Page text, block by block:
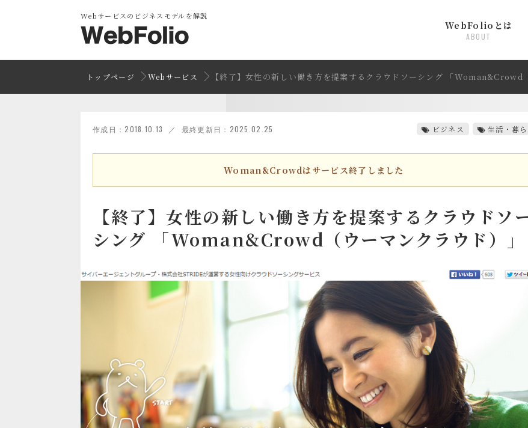
Webサービスのビジネスモデルを解説
WebFolioとは
ABOUT
トップページ Webサービス 【終了】女性の新しい働き方を提案するクラウドソーシング 「Woman&Crowd
作成日：2018.10.13 ／ 最終更新日：2025.02.25 ビジネス 生活・暮
Woman&Crowdはサービス終了しました
【終了】女性の新しい働き方を提案するクラウドソ
シング 「Woman&Crowd（ウーマンクラウド）」